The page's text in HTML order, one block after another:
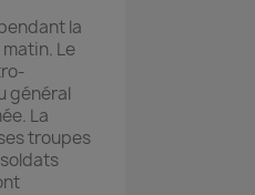
la
Le
général
La
troupes